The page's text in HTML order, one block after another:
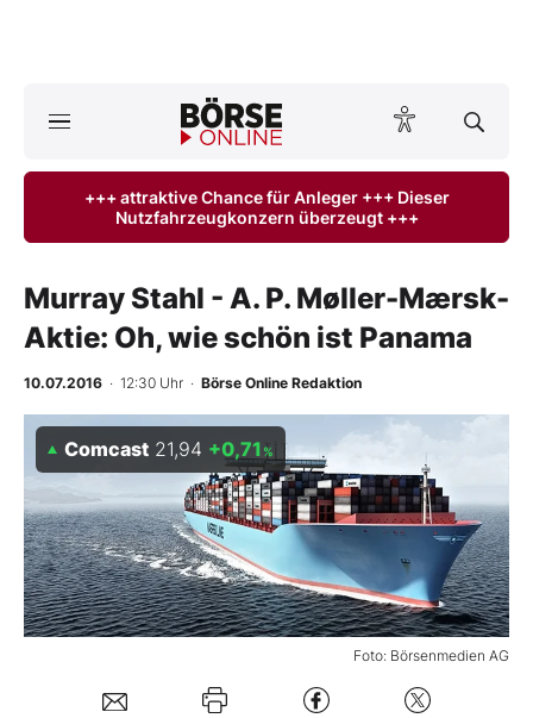
ktuelle Ausgabe BÖRSE ONLINE lesen
Finanz-Check
BO-Musterdepots
Experten
Mein B:O
+++ attraktive Chance für Anleger +++ Dieser
Nutzfahrzeugkonzern überzeugt +++
Murray Stahl - A. P. Møller-Mærsk-
Aktie: Oh, wie schön ist Panama
10.07.2016 · 12:30 Uhr · Börse Online Redaktion
Foto: Börsenmedien AG
Comcast 21,94 +0,71 %